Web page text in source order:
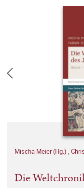
Mischa Meier (Hg.) ,
Die